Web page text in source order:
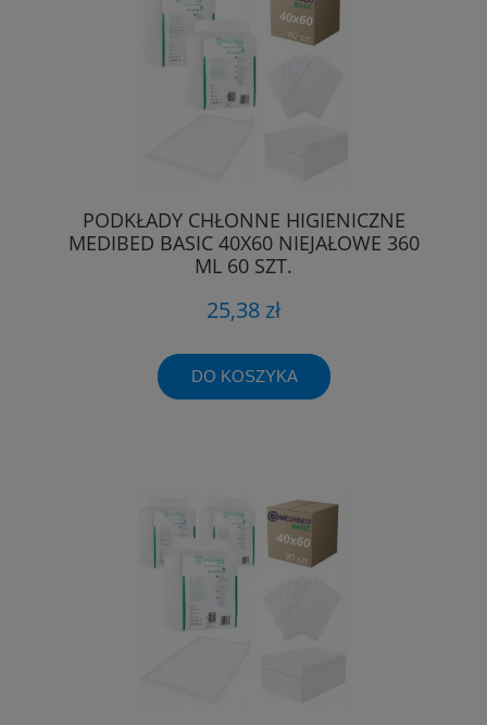
PODKŁADY CHŁONNE HIGIENICZNE
MEDIBED BASIC 40X60 NIEJAŁOWE 360
ML 60 SZT.
25,38 zł
DO KOSZYKA